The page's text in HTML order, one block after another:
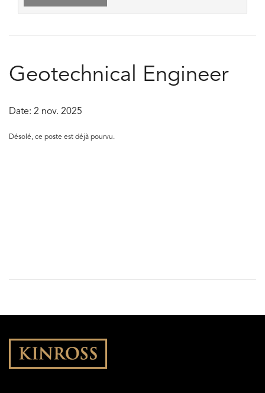
Geotechnical Engineer
Date: 2 nov. 2025
Désolé, ce poste est déjà pourvu.